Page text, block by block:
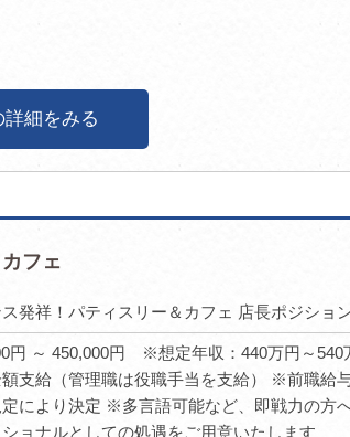
細をみる
フェ
発祥！パティスリー＆カフェ 店長ポジショ
円 ～ 450,000円 ※想定年収：440万円～
支給（管理職は役職手当を支給） ※前職給
により決定 ※多言語可能など、即戦力の方
ョナルとしての処遇をご用意いたします